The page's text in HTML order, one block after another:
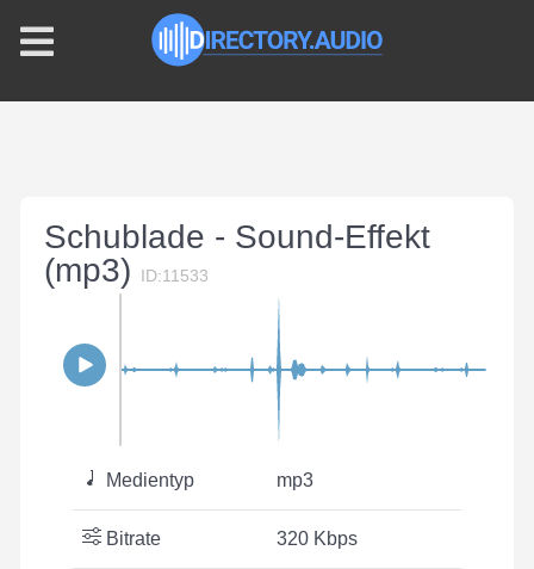
Schublade - Sound-Effekt
(mp3)
ID:11533
Medientyp mp3
Bitrate 320 Kbps